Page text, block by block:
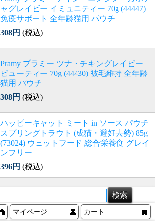
ャグレイビー イミュニティー 70g (44447)
免疫サポート 全年齢猫用 パウチ
308円 (税込)
Pramy プラミー ツナ・チキングレイビー
ビューティー 70g (44430) 被毛維持 全年齢
猫用 パウチ
308円 (税込)
ハッピーキャット ミート in ソース パウチ
スプリングトラウト (成猫・避妊去勢) 85g
(73024) ウェットフード 総合栄養食 グレイ
ンフリー
396円 (税込)
マイページ カート